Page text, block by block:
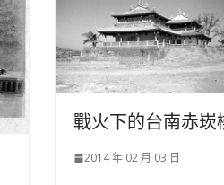
戰火下的台南赤崁
2014 年 02 月 03 日